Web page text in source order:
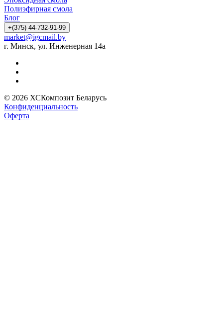
Полиэфирная смола
Блог
+(375) 44-732-91-99
market@igcmail.by
г. Минск, ул. Инженерная 14а
© 2026 ХСКомпозит Беларусь
Конфиденциальность
Оферта